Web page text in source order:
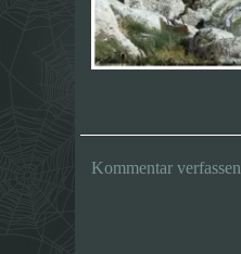
Kommentar verfassen